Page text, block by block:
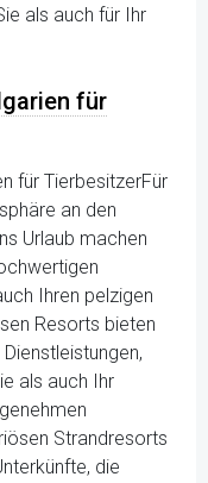
als auch für Ihr
für
für TierbesitzerFür
an den
Urlaub machen
Ihren pelzigen
Resorts bieten
als auch Ihr
Strandresorts
die